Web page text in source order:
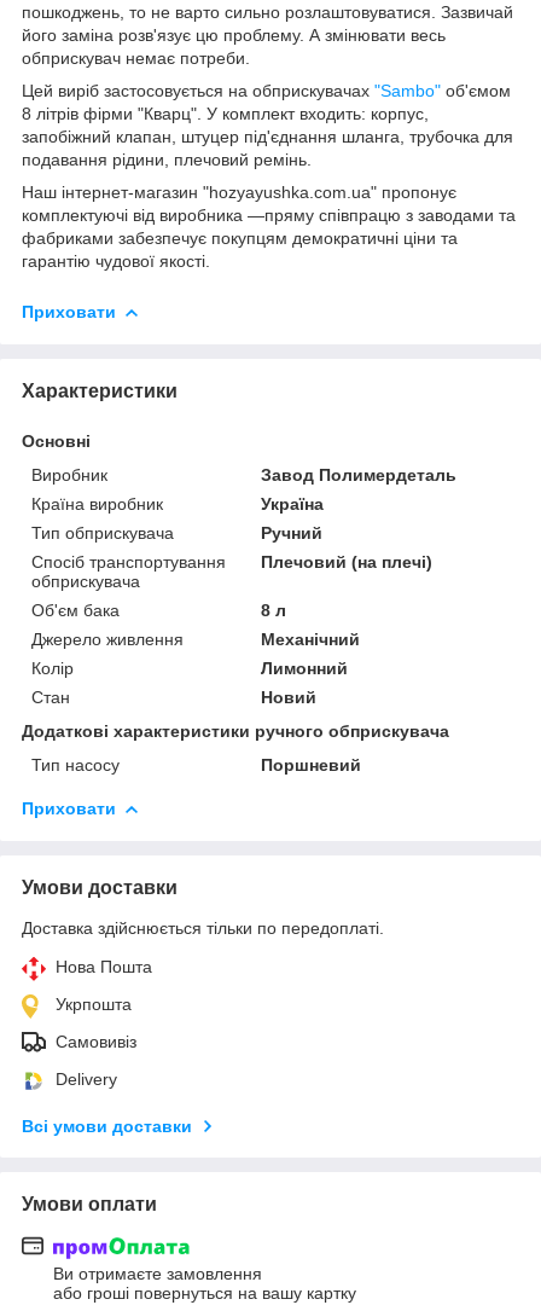
пошкоджень, то не варто сильно розлаштовуватися. Зазвичай
його заміна розв'язує цю проблему. А змінювати весь
обприскувач немає потреби.
Цей виріб застосовується на обприскувачах "Sambo" об'ємом
8 літрів фірми "Кварц". У комплект входить: корпус,
запобіжний клапан, штуцер під'єднання шланга, трубочка для
подавання рідини, плечовий ремінь.
Наш інтернет-магазин "hozyayushka.com.ua" пропонує
комплектуючі від виробника —пряму співпрацю з заводами та
фабриками забезпечує покупцям демократичні ціни та
гарантію чудової якості.
Приховати
Характеристики
Основні
Виробник
Завод Полимердеталь
Країна виробник
Україна
Тип обприскувача
Ручний
Спосіб транспортування
обприскувача
Плечовий (на плечі)
Об'єм бака
8 л
Джерело живлення
Механічний
Колір
Лимонний
Стан
Новий
Додаткові характеристики ручного обприскувача
Тип насосу
Поршневий
Приховати
Умови доставки
Доставка здійснюється тільки по передоплаті.
Нова Пошта
Укрпошта
Самовивіз
Delivery
Всі умови доставки
Умови оплати
Ви отримаєте замовлення
або гроші повернуться на вашу картку